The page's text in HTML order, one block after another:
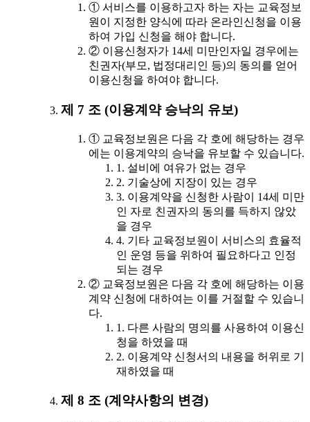
① 서비스를 이용하고자 하는 자는 교육정보
원이 지정한 양식에 따라 온라인신청을 이용
하여 가입 신청을 해야 합니다.
② 이용신청자가 14세 미만인자일 경우에는
친권자(부모, 법정대리인 등)의 동의를 얻어
이용신청을 하여야 합니다.
제 7 조 (이용계약 승낙의 유보)
① 교육정보원은 다음 각 호에 해당하는 경우
에는 이용계약의 승낙을 유보할 수 있습니다.
1. 설비에 여유가 없는 경우
2. 기술상에 지장이 있는 경우
3. 이용계약을 신청한 사람이 14세 미만
인 자로 친권자의 동의를 득하지 않았
을 경우
4. 기타 교육정보원이 서비스의 효율적
인 운영 등을 위하여 필요하다고 인정
되는 경우
② 교육정보원은 다음 각 호에 해당하는 이용
계약 신청에 대하여는 이를 거절할 수 있습니
다.
1. 다른 사람의 명의를 사용하여 이용신
청을 하였을 때
2. 이용계약 신청서의 내용을 허위로 기
재하였을 때
제 8 조 (계약사항의 변경)